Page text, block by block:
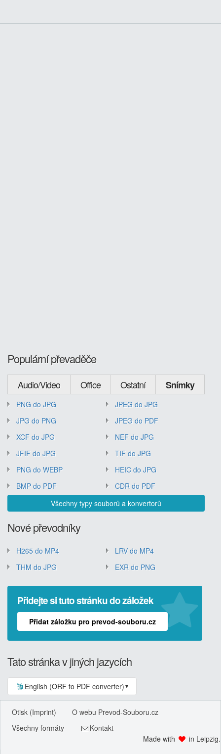
Populární převaděče
Audio/Video Office Ostatní Snímky
PNG do JPG
JPEG do JPG
JPG do PNG
JPEG do PDF
XCF do JPG
NEF do JPG
JFIF do JPG
TIF do JPG
PNG do WEBP
HEIC do JPG
BMP do PDF
CDR do PDF
Všechny typy souborů a konvertorů
Nové převodníky
H265 do MP4
LRV do MP4
THM do JPG
EXR do PNG
Přidejte si tuto stránku do záložek
Přidat záložku pro prevod-souboru.cz
Tato stránka v jiných jazycích
English (ORF to PDF converter) ▼
Otisk (Imprint)
O webu Prevod-Souboru.cz
Všechny formáty
Kontakt
Made with
in Leipzig.